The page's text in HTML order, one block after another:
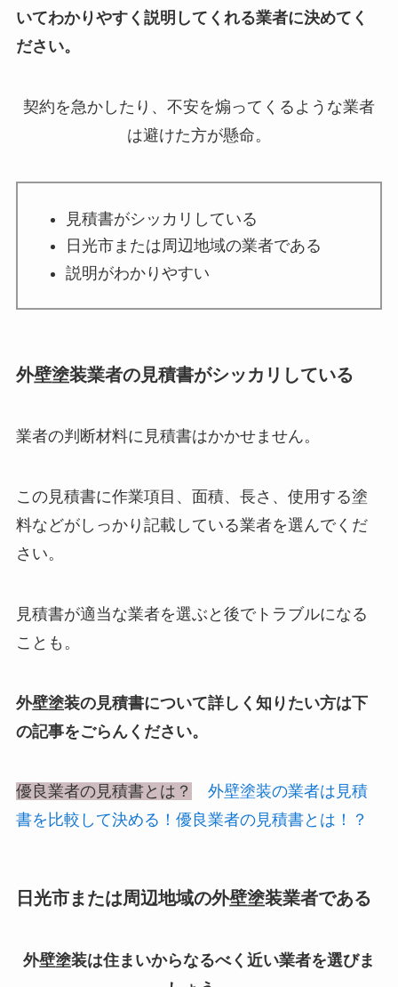
いてわかりやすく説明してくれる業者に決めてく
ださい。
契約を急かしたり、不安を煽ってくるような業者
は避けた方が懸命。
見積書がシッカリしている
日光市または周辺地域の業者である
説明がわかりやすい
外壁塗装業者の見積書がシッカリしている
業者の判断材料に見積書はかかせません。
この見積書に作業項目、面積、長さ、使用する塗
料などがしっかり記載している業者を選んでくだ
さい。
見積書が適当な業者を選ぶと後でトラブルになる
ことも。
外壁塗装の見積書について詳しく知りたい方は下
の記事をごらんください。
優良業者の見積書とは？
外壁塗装の業者は見積
書を比較して決める！優良業者の見積書とは！？
日光市または周辺地域の外壁塗装業者である
外壁塗装は住まいからなるべく近い業者を選びま